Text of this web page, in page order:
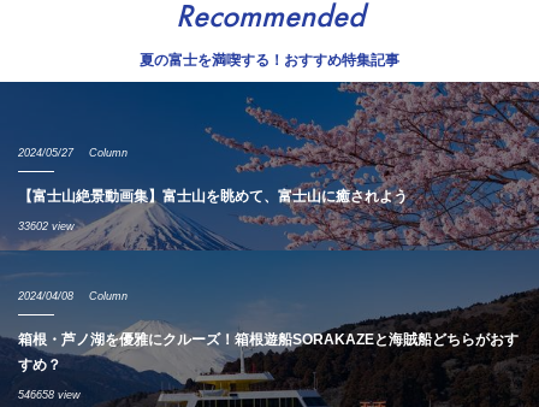
Recommended
夏の富士を満喫する！おすすめ特集記事
2024/05/27 Column
【富士山絶景動画集】富士山を眺めて、富士山に癒されよう
33602 view
2024/04/08 Column
箱根・芦ノ湖を優雅にクルーズ！箱根遊船SORAKAZEと海賊船どちらがおす
すめ？
546658 view